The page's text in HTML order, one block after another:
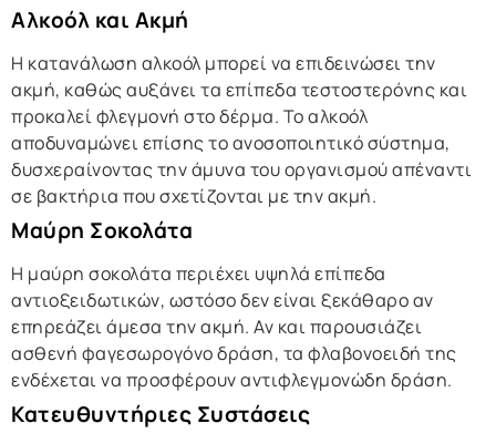
Αλκοόλ και Ακμή
Η κατανάλωση αλκοόλ μπορεί να επιδεινώσει την
ακμή, καθώς αυξάνει τα επίπεδα τεστοστερόνης και
προκαλεί φλεγμονή στο δέρμα. Το αλκοόλ
αποδυναμώνει επίσης το ανοσοποιητικό σύστημα,
δυσχεραίνοντας την άμυνα του οργανισμού απέναντι
σε βακτήρια που σχετίζονται με την ακμή.
Μαύρη Σοκολάτα
Η μαύρη σοκολάτα περιέχει υψηλά επίπεδα
αντιοξειδωτικών, ωστόσο δεν είναι ξεκάθαρο αν
επηρεάζει άμεσα την ακμή. Αν και παρουσιάζει
ασθενή φαγεσωρογόνο δράση, τα φλαβονοειδή της
ενδέχεται να προσφέρουν αντιφλεγμονώδη δράση.
Κατευθυντήριες Συστάσεις